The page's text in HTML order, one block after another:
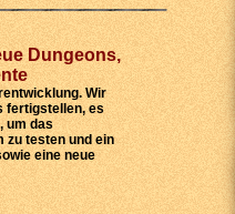
Dungeons,
Wir
fertigstellen, es
um das
testen und ein
eine neue